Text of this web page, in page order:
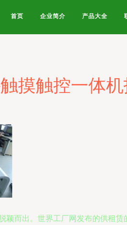
首页 企业简介 产品大全
摸触控一体
而出。世界工厂网发布的供租